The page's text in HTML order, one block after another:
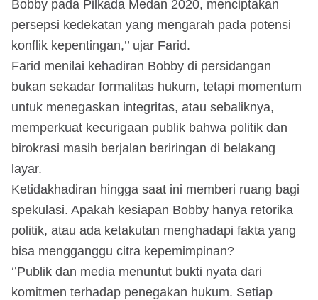
Bobby pada Pilkada Medan 2020, menciptakan
persepsi kedekatan yang mengarah pada potensi
konflik kepentingan,’’ ujar Farid.
Farid menilai kehadiran Bobby di persidangan
bukan sekadar formalitas hukum, tetapi momentum
untuk menegaskan integritas, atau sebaliknya,
memperkuat kecurigaan publik bahwa politik dan
birokrasi masih berjalan beriringan di belakang
layar.
Ketidakhadiran hingga saat ini memberi ruang bagi
spekulasi. Apakah kesiapan Bobby hanya retorika
politik, atau ada ketakutan menghadapi fakta yang
bisa mengganggu citra kepemimpinan?
‘’Publik dan media menuntut bukti nyata dari
komitmen terhadap penegakan hukum. Setiap